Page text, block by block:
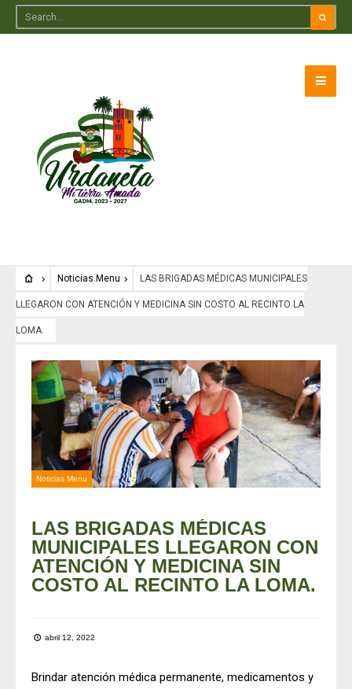
Noticias Menu LAS BRIGADAS MÉDICAS MUNICIPALES
LLEGARON CON ATENCIÓN Y MEDICINA SIN COSTO AL RECINTO LA
LOMA.
Noticias Menu
LAS BRIGADAS MÉDICAS
MUNICIPALES LLEGARON CON
ATENCIÓN Y MEDICINA SIN
COSTO AL RECINTO LA LOMA.
abril 12, 2022
Brindar atención médica permanente, medicamentos y